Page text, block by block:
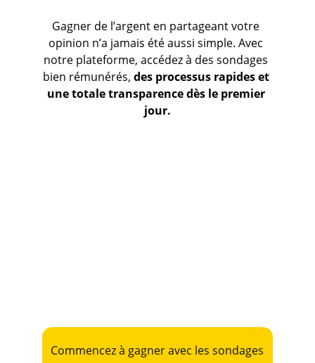
Gagner de l’argent en partageant votre
opinion n’a jamais été aussi simple. Avec
notre plateforme, accédez à des sondages
bien rémunérés, des processus rapides et
une totale transparence dès le premier
jour.
Commencez à gagner avec les sondages